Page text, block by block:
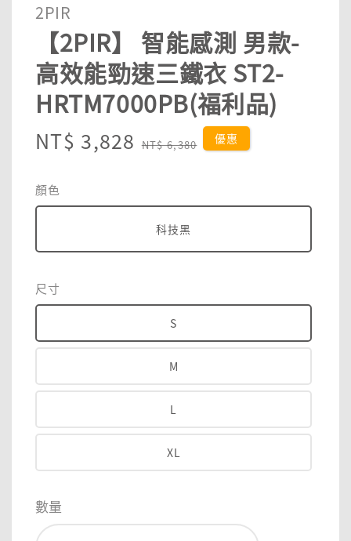
2PIR
【2PIR】 智能感測 男款-
高效能勁速三鐵衣 ST2-
HRTM7000PB(福利品)
Sale
NT$ 3,828 Regular
NT$ 6,380 優惠
顏色
科技黑
尺寸
S
M
L
XL
數量